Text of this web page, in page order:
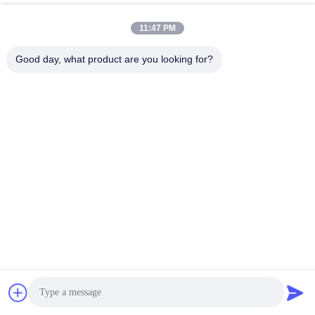
Στείλε
excavatorgrabbucket.com . Διατηρούνται όλα τα πνευματικά δικαιώματα.
11:47 PM
Good day, what product are you looking for?